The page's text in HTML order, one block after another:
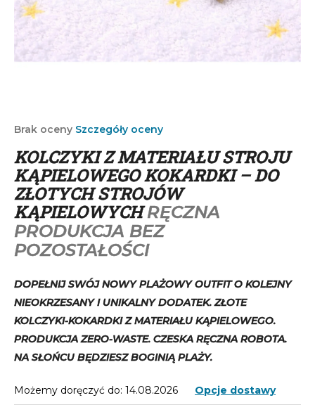
Średnia
produktu
wynosi
0,0
na
5
gwiazdek.
Brak oceny Szczegóły oceny
KOLCZYKI Z MATERIAŁU STROJU
KĄPIELOWEGO KOKARDKI – DO
ZŁOTYCH STROJÓW
KĄPIELOWYCHRĘCZNA
PRODUKCJA BEZ
POZOSTAŁOŚCI
DOPEŁNIJ SWÓJ NOWY PLAŻOWY OUTFIT O KOLEJNY
NIEOKRZESANY I UNIKALNY DODATEK. ZŁOTE
KOLCZYKI-KOKARDKI Z MATERIAŁU KĄPIELOWEGO.
PRODUKCJA ZERO-WASTE. CZESKA RĘCZNA ROBOTA.
NA SŁOŃCU BĘDZIESZ BOGINIĄ PLAŻY.
Możemy doręczyć do: 14.08.2026 Opcje dostawy
SZUKAJ
o
l
e
c
a
m
y